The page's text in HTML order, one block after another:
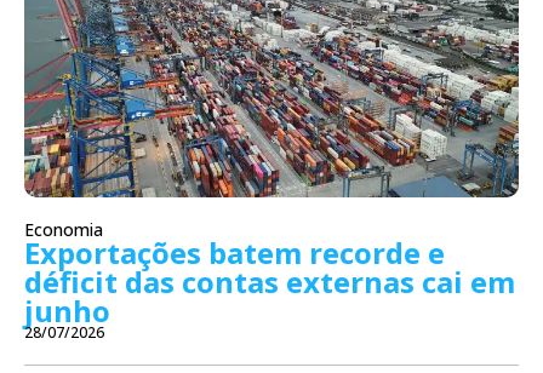
Economia
Exportações batem recorde e
déficit das contas externas cai em
junho
28/07/2026